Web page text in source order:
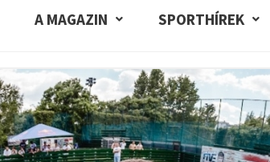
A MAGAZIN SPORTHÍREK